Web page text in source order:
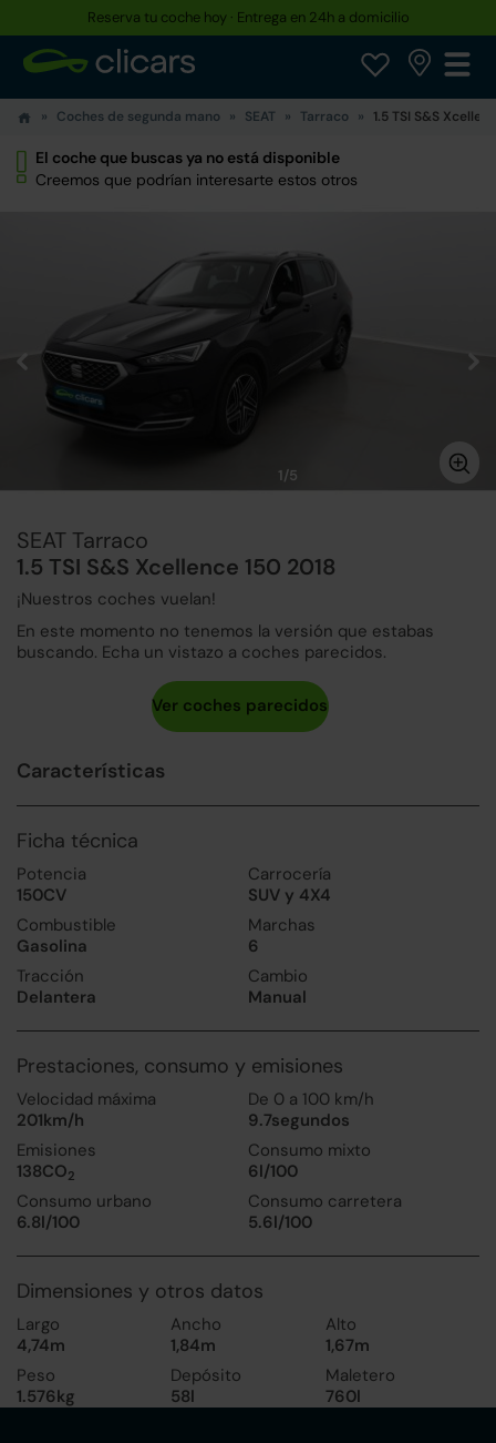
Reserva tu coche hoy · Entrega en 24h a domicilio
Coches de segunda mano SEAT Tarraco 1.5 TSI S&S
El coche que buscas ya no está disponible
Creemos que podrían interesarte estos otros
1/5
SEAT Tarraco
1.5 TSI S&S Xcellence 150 2018
¡Nuestros coches vuelan!
En este momento no tenemos la versión que estabas
buscando. Echa un vistazo a coches parecidos.
Características
Ficha técnica
Potencia
150CV
Carrocería
SUV y 4X4
Combustible
Gasolina
Marchas
6
Tracción
Delantera
Cambio
Manual
Prestaciones, consumo y emisiones
Velocidad máxima
201km/h
De 0 a 100 km/h
9.7segundos
Emisiones
138CO2
Consumo mixto
6l/100
Consumo urbano
6.8l/100
Consumo carretera
5.6l/100
Dimensiones y otros datos
Largo
4,74m
Ancho
1,84m
Alto
1,67m
Peso
1.576kg
Depósito
58l
Maletero
760l